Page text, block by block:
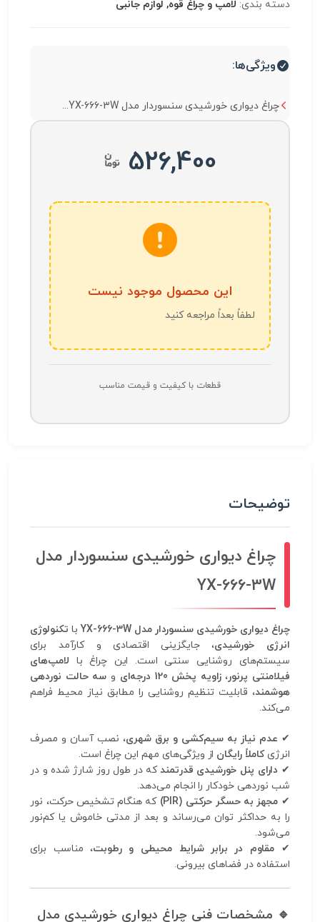
دسته بندی: لامپ و چراغ قوه, لوازم جانبی
ویژگی‌ها:
چراغ دیواری خورشیدی سنسوردار مدل YX-666-3W...
526,400
این محصول موجود نیست
لطفاً بعداً مراجعه کنید
قطعات با کیفیت و قیمت مناسب
توضیحات
چراغ دیواری خورشیدی سنسوردار مدل
YX-666-3W
چراغ دیواری خورشیدی سنسوردار مدل YX-666-3W با تکنولوژی
انرژی خورشیدی، جایگزینی اقتصادی و کارآمد برای
سیستم‌های روشنایی سنتی است. این چراغ با لامپ‌های
فیلامنتی پرنور،زاویه پخش 120 درجه‌ای و سه حالت نوردهی
هوشمند، قابلیت تنظیم روشنایی را مطابق نیاز محیط فراهم
می‌کند.
✔ عدم نیاز به سیم‌کشی و برق شهری، نصب آسان و مصرف
انرژیکاملاً رایگان از ویژگی‌های مهم این چراغ است.
✔ دارای پنل خورشیدی قدرتمندکه در طول روز شارژ شده و در
شب نوردهی خودکار را انجام می‌دهد.
✔ مجهز به حسگر حرکتی (PIR)
که هنگام تشخیص حرکت، نور
را به حداکثر توان می‌رساند و بعد از مدتی خاموش یا کم‌نور
می‌شود.
✔ مقاوم در برابر شرایط محیطی و رطوبت، مناسب برای
استفاده در فضاهای بیرونی.
🔹 مشخصات فنی چراغ دیواری خورشیدی مدل